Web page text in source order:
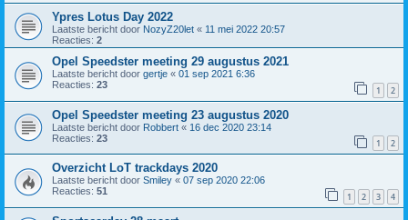
Ypres Lotus Day 2022
Laatste bericht door NozyZ20let « 11 mei 2022 20:57
Reacties: 2
Opel Speedster meeting 29 augustus 2021
Laatste bericht door gertje « 01 sep 2021 6:36
Reacties: 23 1 2
Opel Speedster meeting 23 augustus 2020
Laatste bericht door Robbert « 16 dec 2020 23:14
Reacties: 23 1 2
Overzicht LoT trackdays 2020
Laatste bericht door Smiley « 07 sep 2020 22:06
Reacties: 51 1 2 3 4